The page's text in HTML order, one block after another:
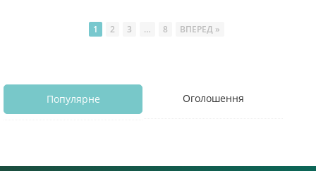
1 2 3 … 8 ВПЕРЕД »
Популярне Оголошення